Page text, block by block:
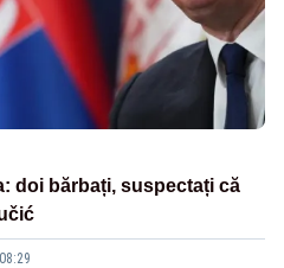
doi bărbați, suspectați că